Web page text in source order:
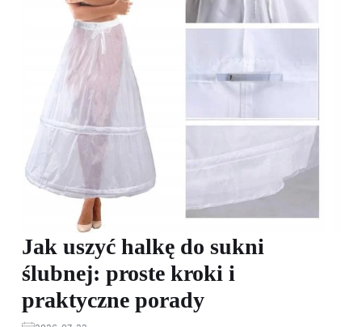
Jak uszyć halkę do sukni
ślubnej: proste kroki i
praktyczne porady